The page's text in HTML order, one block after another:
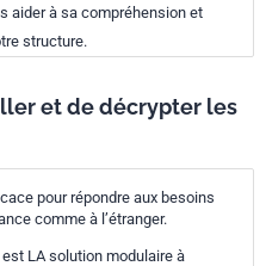
aider à sa compréhension et
structure.
et de décrypter les
pour répondre aux besoins
comme à l’étranger.
LA solution modulaire à